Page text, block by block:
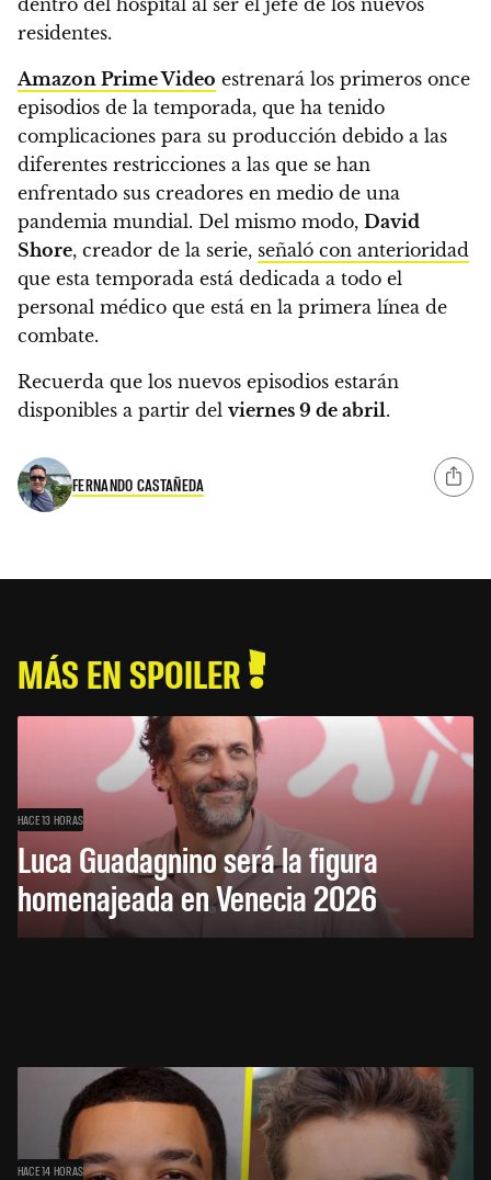
residentes.
Amazon Prime Video estrenará los primeros once
episodios de la temporada, que ha tenido
complicaciones para su producción debido a las
diferentes restricciones a las que se han
enfrentado sus creadores en medio de una
pandemia mundial. Del mismo modo, David
Shore, creador de la serie, señaló con anterioridad
que esta temporada está dedicada a todo el
personal médico que está en la primera línea de
combate.
Recuerda que los nuevos episodios estarán
disponibles a partir del viernes 9 de abril.
FERNANDO CASTAÑEDA
MÁS EN SPOILER
HACE 13 HORAS
Luca Guadagnino será la figura
homenajeada en Venecia 2026
HACE 14 HORAS